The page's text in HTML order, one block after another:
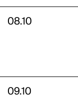
08.10
09.10